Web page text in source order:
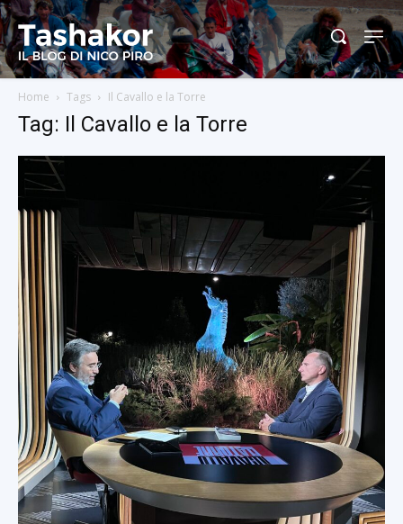
Home Tags Il Cavallo e la Torre
Tag: Il Cavallo e la Torre